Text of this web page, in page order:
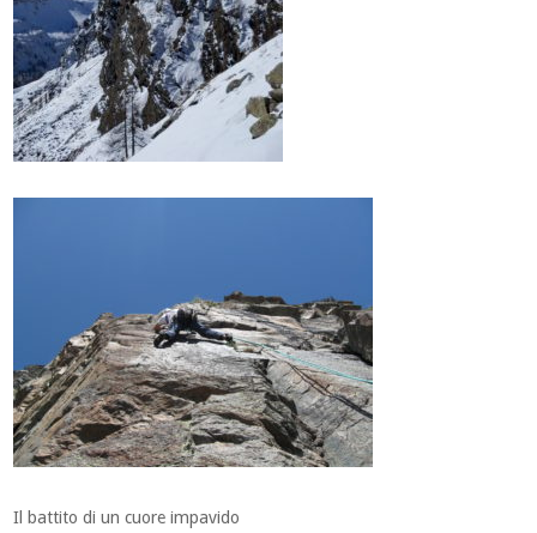
Il battito di un cuore impavido